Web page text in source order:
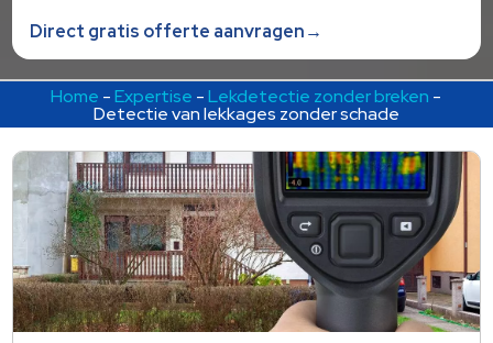
Direct gratis offerte aanvragen→
Home -Expertise -Lekdetectie zonder breken -
Detectie van lekkages zonder schade